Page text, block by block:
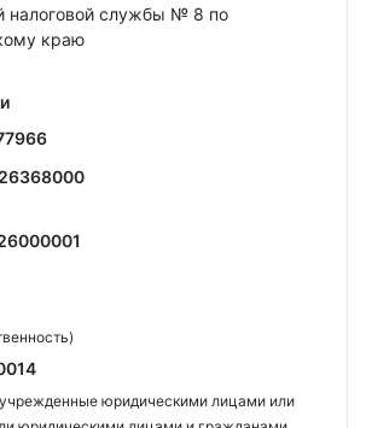
налоговой службы № 8 по
краю
юридическими лицами или